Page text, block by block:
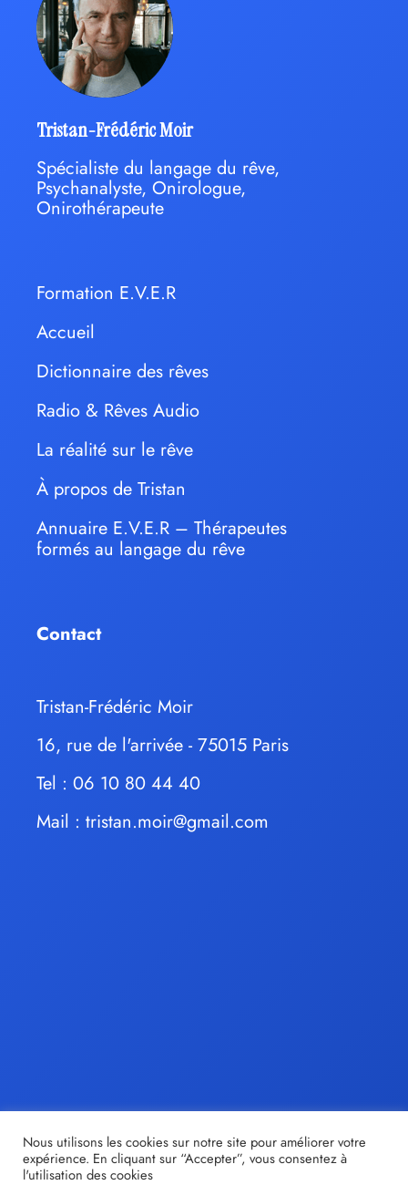
Tristan-Frédéric Moir
Spécialiste du langage du rêve,
Psychanalyste, Onirologue,
Onirothérapeute
Formation E.V.E.R
Accueil
Dictionnaire des rêves
Radio & Rêves Audio
La réalité sur le rêve
À propos de Tristan
Annuaire E.V.E.R – Thérapeutes
formés au langage du rêve
Contact
Tristan-Frédéric Moir
16, rue de l'arrivée - 75015 Paris
Tel : 06 10 80 44 40
Mail : tristan.moir@gmail.com
Nous utilisons les cookies sur notre site pour améliorer votre
expérience. En cliquant sur “Accepter”, vous consentez à
l'utilisation des cookies